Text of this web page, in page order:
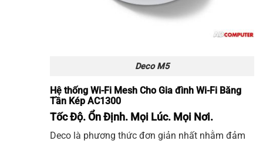
Deco M5
Hệ thống Wi-Fi Mesh Cho Gia đình Wi-Fi Băng
Tần Kép AC1300
Tốc Độ. Ổn Định. Mọi Lúc. Mọi Nơi.
Deco là phương thức đơn giản nhất nhằm đảm